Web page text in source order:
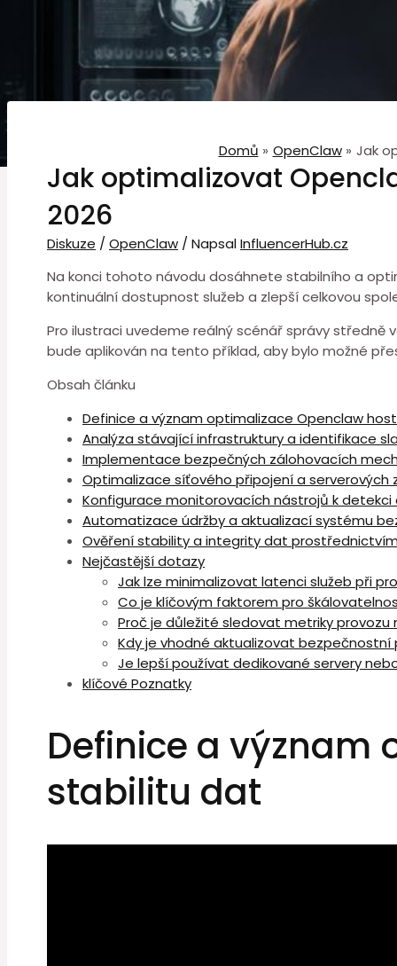
Domů OpenClaw Jak
Jak optimalizovat
2026
Diskuze / OpenClaw / NapsalInfluencerHub.cz
Na konci tohoto návodu dosáhnete stabilního a
kontinuální dostupnost služeb a zlepší celkovou
Pro ilustraci uvedeme reálný scénář správy středně
bude aplikován na tento příklad, aby bylo možné
Obsah článku
Definice a význam optimalizace Openclaw
Analýza⁤ stávající infrastruktury a identifikace
Implementace bezpečných zálohovacích
Optimalizace síťového⁢ připojení a serverových
Konfigurace monitorovacích nástrojů k
Automatizace údržby a aktualizací ⁣systému
Ověření ⁢stability a ⁣integrity dat
Nejčastější dotazy
Jak lze⁣ minimalizovat latenci služeb ⁤při
Co⁤ je klíčovým faktorem pro
Proč je důležité sledovat metriky provozu
Kdy⁣ je vhodné aktualizovat
Je lepší používat⁣ dedikované servery
klíčové Poznatky
Definice a význam
stabilitu dat